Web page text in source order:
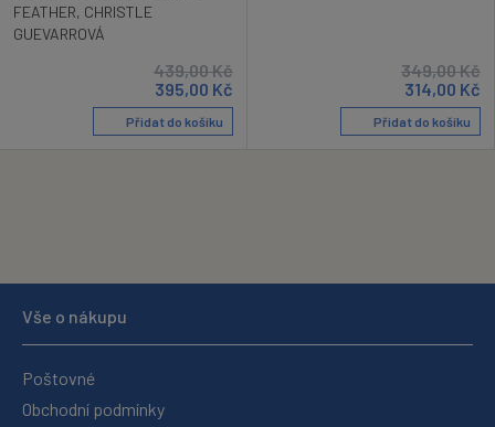
FEATHER, CHRISTLE
GUEVARROVÁ
439,00Kč
395,00 Kč
Přidat do košíku
349,00Kč
314,00 Kč
Přidat do košíku
Vše o nákupu
Poštovné
Obchodní podmínky